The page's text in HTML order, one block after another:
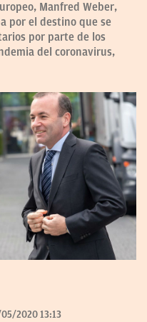
Manfred Weber,
por el destino que se
por parte de los
del coronavirus,
2020 13:13